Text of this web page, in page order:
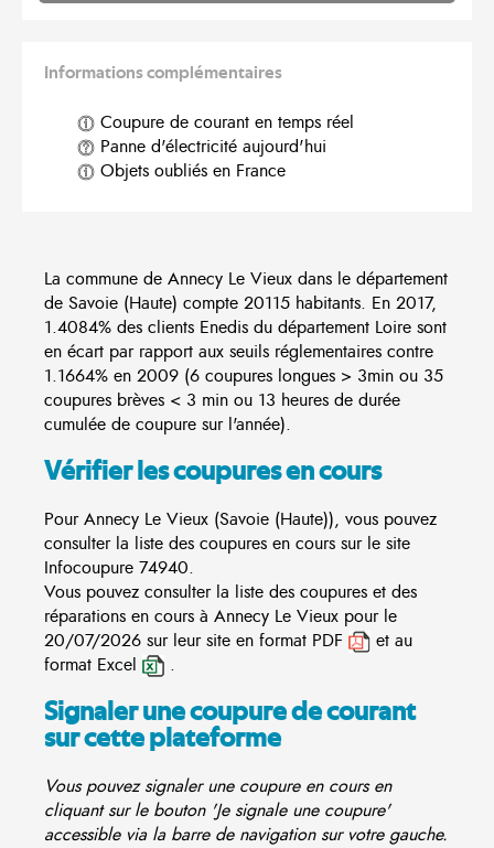
Informations complémentaires
Coupure de courant en temps réel
Panne d'électricité aujourd'hui
Objets oubliés en France
La commune de Annecy Le Vieux dans le département
de Savoie (Haute) compte 20115 habitants. En 2017,
1.4084% des clients Enedis du département Loire sont
en écart par rapport aux seuils réglementaires contre
1.1664% en 2009 (6 coupures longues > 3min ou 35
coupures brèves < 3 min ou 13 heures de durée
cumulée de coupure sur l'année).
Vérifier les coupures en cours
Pour Annecy Le Vieux (Savoie (Haute)), vous pouvez
consulter la liste des coupures en cours sur le site
Infocoupure 74940.
Vous pouvez consulter la liste des coupures et des
réparations en cours à Annecy Le Vieux pour le
20/07/2026 sur leur site en format PDF
et au
format Excel
.
Signaler une coupure de courant
sur cette plateforme
Vous pouvez signaler une coupure en cours en
cliquant sur le bouton 'Je signale une coupure'
accessible via la barre de navigation sur votre gauche.